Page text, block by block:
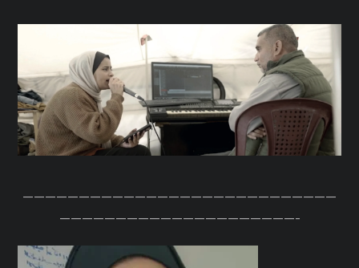
————————————————————————————
—————————————————————-